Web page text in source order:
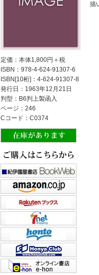
定価：本体1,800円＋税
ISBN：978-4-624-91307-6
ISBN[10桁]：4-624-91307-8
発行日：1963年12月21日
判型：B6判上製函入
ページ：246
Cコード：C0374
描